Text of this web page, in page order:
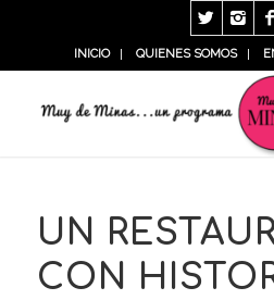
INICIO QUIENES SOMOS
UN
CON